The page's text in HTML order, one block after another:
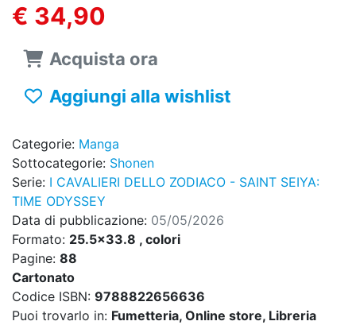
€ 34,90
Acquista ora
Aggiungi alla wishlist
Categorie: Manga
Sottocategorie: Shonen
Serie: I CAVALIERI DELLO ZODIACO - SAINT SEIYA:
TIME ODYSSEY
Data di pubblicazione: 05/05/2026
Formato: 25.5x33.8 , colori
Pagine: 88
Cartonato
Codice ISBN: 9788822656636
Puoi trovarlo in: Fumetteria, Online store, Libreria